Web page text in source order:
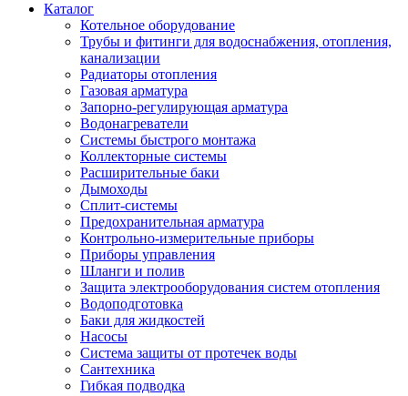
Каталог
Котельное оборудование
Трубы и фитинги для водоснабжения, отопления,
канализации
Радиаторы отопления
Газовая арматура
Запорно-регулирующая арматура
Водонагреватели
Системы быстрого монтажа
Коллекторные системы
Расширительные баки
Дымоходы
Сплит-системы
Предохранительная арматура
Контрольно-измерительные приборы
Приборы управления
Шланги и полив
Защита электрооборудования систем отопления
Водоподготовка
Баки для жидкостей
Насосы
Система защиты от протечек воды
Сантехника
Гибкая подводка